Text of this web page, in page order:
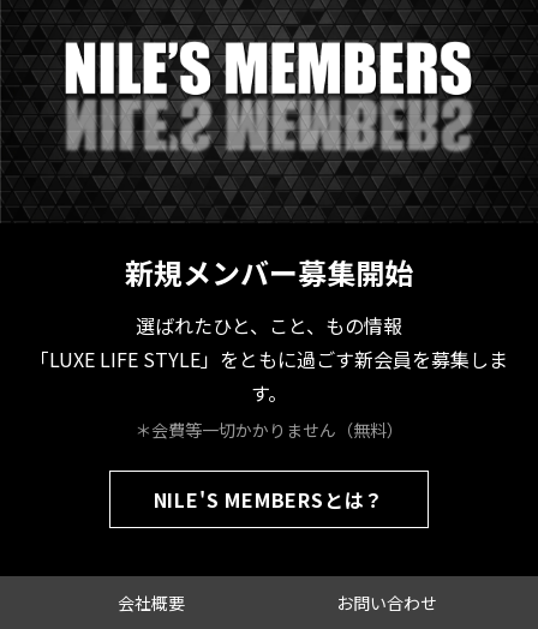
新規メンバー募集開始
選ばれたひと、こと、もの情報
「LUXE LIFE STYLE」をともに過ごす新会員を募集しま
す。
＊会費等一切かかりません（無料）
NILE'S MEMBERSとは？
会社概要
お問い合わせ